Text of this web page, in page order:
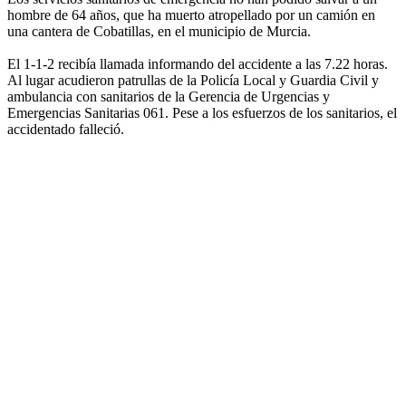
hombre de 64 años, que ha muerto atropellado por un camión en
una cantera de Cobatillas, en el municipio de Murcia.
El 1-1-2 recibía llamada informando del accidente a las 7.22 horas.
Al lugar acudieron patrullas de la Policía Local y Guardia Civil y
ambulancia con sanitarios de la Gerencia de Urgencias y
Emergencias Sanitarias 061. Pese a los esfuerzos de los sanitarios, el
accidentado falleció.